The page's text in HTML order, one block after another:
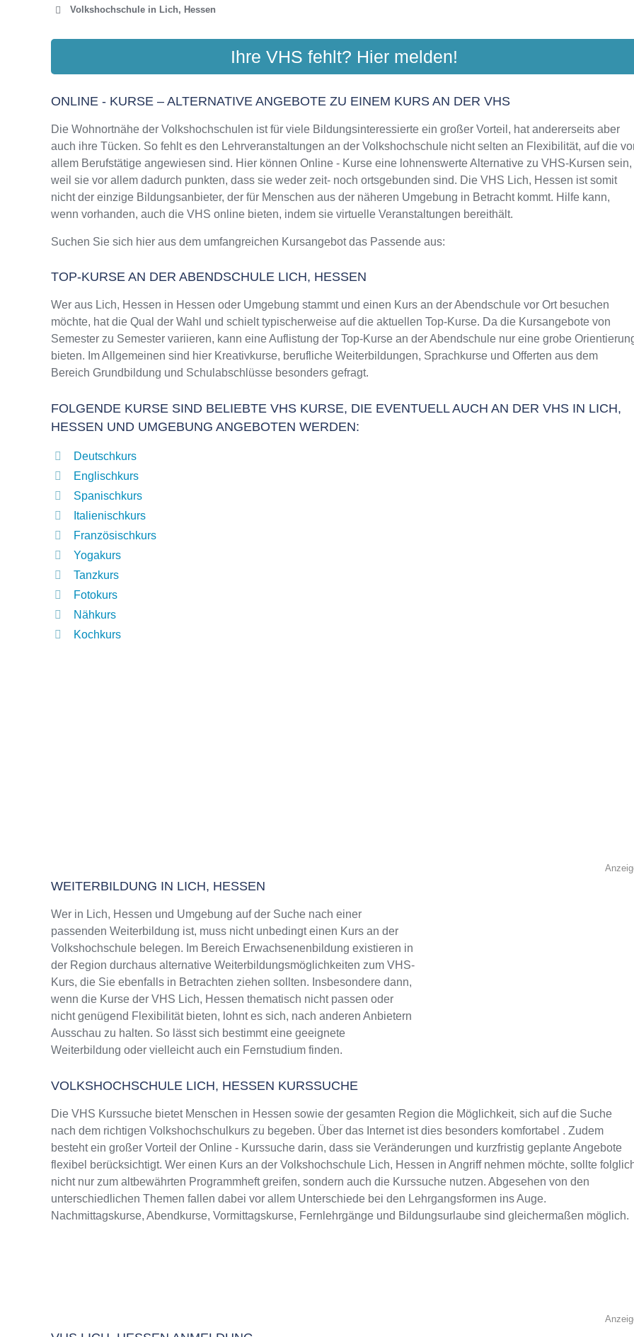
Volkshochschule in Lich, Hessen
VOLKSHOCHSCHULE LANDKREIS GIESSEN
Ihre VHS fehlt? Hier melden!
ONLINE - KURSE – ALTERNATIVE ANGEBOTE ZU EINEM KURS AN DER VHS
Die Wohnortnähe der Volkshochschulen ist für viele Bildungsinteressierte ein großer Vorteil, hat andererseits aber
auch ihre Tücken. So fehlt es den Lehrveranstaltungen an der Volkshochschule nicht selten an Flexibilität, auf die
allem Berufstätige angewiesen sind. Hier können Online - Kurse eine lohnenswerte Alternative zu VHS-Kursen sein,
weil sie vor allem dadurch punkten, dass sie weder zeit- noch ortsgebunden sind. Die VHS Lich, Hessen ist somit
nicht der einzige Bildungsanbieter, der für Menschen aus der näheren Umgebung in Betracht kommt. Hilfe kann,
wenn vorhanden, auch die VHS online bieten, indem sie virtuelle Veranstaltungen bereithält.
Suchen Sie sich hier aus dem umfangreichen Kursangebot das Passende aus:
TOP-KURSE AN DER ABENDSCHULE LICH, HESSEN
Wer aus Lich, Hessen in Hessen oder Umgebung stammt und einen Kurs an der Abendschule vor Ort besuchen
möchte, hat die Qual der Wahl und schielt typischerweise auf die aktuellen Top-Kurse. Da die Kursangebote von
Semester zu Semester variieren, kann eine Auflistung der Top-Kurse an der Abendschule nur eine grobe
bieten. Im Allgemeinen sind hier Kreativkurse, berufliche Weiterbildungen, Sprachkurse und Offerten aus dem
Bereich Grundbildung und Schulabschlüsse besonders gefragt.
FOLGENDE KURSE SIND BELIEBTE VHS KURSE, DIE EVENTUELL AUCH AN DER VHS IN LICH,
HESSEN UND UMGEBUNG ANGEBOTEN WERDEN:
Deutschkurs
Englischkurs
Spanischkurs
Italienischkurs
Französischkurs
Yogakurs
Tanzkurs
Fotokurs
Nähkurs
Kochkurs
WEITERBILDUNG IN LICH, HESSEN
Wer in Lich, Hessen und Umgebung auf der Suche nach einer
passenden Weiterbildung ist, muss nicht unbedingt einen Kurs an der
Volkshochschule belegen. Im Bereich Erwachsenenbildung existieren in
der Region durchaus alternative Weiterbildungsmöglichkeiten zum VHS-
Kurs, die Sie ebenfalls in Betrachten ziehen sollten. Insbesondere dann,
wenn die Kurse der VHS Lich, Hessen thematisch nicht passen oder
nicht genügend Flexibilität bieten, lohnt es sich, nach anderen Anbietern
Ausschau zu halten. So lässt sich bestimmt eine geeignete
Weiterbildung oder vielleicht auch ein Fernstudium finden.
VOLKSHOCHSCHULE LICH, HESSEN KURSSUCHE
Die VHS Kurssuche bietet Menschen in Hessen sowie der gesamten Region die Möglichkeit, sich auf die Suche
nach dem richtigen Volkshochschulkurs zu begeben. Über das Internet ist dies besonders komfortabel . Zudem
besteht ein großer Vorteil der Online - Kurssuche darin, dass sie Veränderungen und kurzfristig geplante Angebote
flexibel berücksichtigt. Wer einen Kurs an der Volkshochschule Lich, Hessen in Angriff nehmen möchte, sollte
nicht nur zum altbewährten Programmheft greifen, sondern auch die Kurssuche nutzen. Abgesehen von den
unterschiedlichen Themen fallen dabei vor allem Unterschiede bei den Lehrgangsformen ins Auge.
Nachmittagskurse, Abendkurse, Vormittagskurse, Fernlehrgänge und Bildungsurlaube sind gleichermaßen möglich.